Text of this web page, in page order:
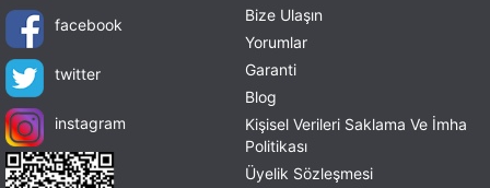
facebook
twitter
instagram
Bize Ulaşın
Yorumlar
Garanti
Blog
Kişisel Verileri Saklama Ve İmha
Politikası
Üyelik Sözleşmesi